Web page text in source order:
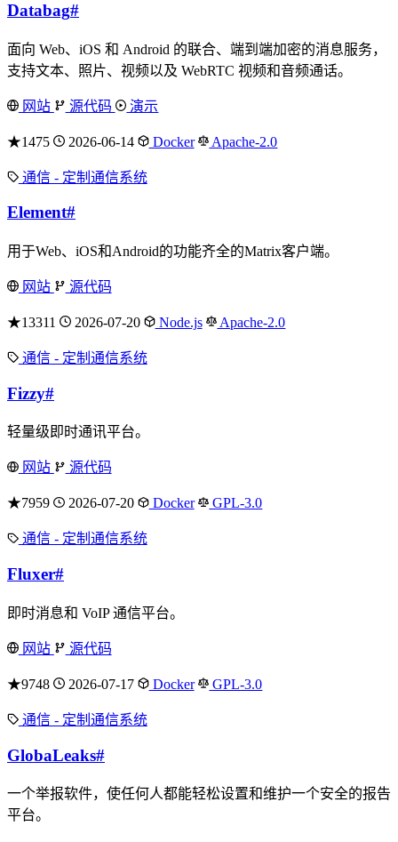
Databag#
面向 Web、iOS 和 Android 的联合、端到端加密的消息服务，
支持文本、照片、视频以及 WebRTC 视频和音频通话。
网站 源代码 演示
★1475 2026-06-14 Docker Apache-2.0
通信 - 定制通信系统
Element#
用于Web、iOS和Android的功能齐全的Matrix客户端。
网站 源代码
★13311 2026-07-20 Node.js Apache-2.0
通信 - 定制通信系统
Fizzy#
轻量级即时通讯平台。
网站 源代码
★7959 2026-07-20 Docker GPL-3.0
通信 - 定制通信系统
Fluxer#
即时消息和 VoIP 通信平台。
网站 源代码
★9748 2026-07-17 Docker GPL-3.0
通信 - 定制通信系统
GlobaLeaks#
一个举报软件，使任何人都能轻松设置和维护一个安全的报告
平台。